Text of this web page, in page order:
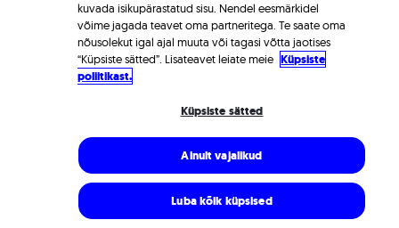
kuvada isikupärastatud sisu. Nendel eesmärkidel
võime jagada teavet oma partneritega. Te saate oma
nõusolekut igal ajal muuta või tagasi võtta jaotises
“Küpsiste sätted”. Lisateavet leiate meie Küpsiste
poliitikast.
Küpsiste sätted
Ainult vajalikud
Luba kõik küpsised